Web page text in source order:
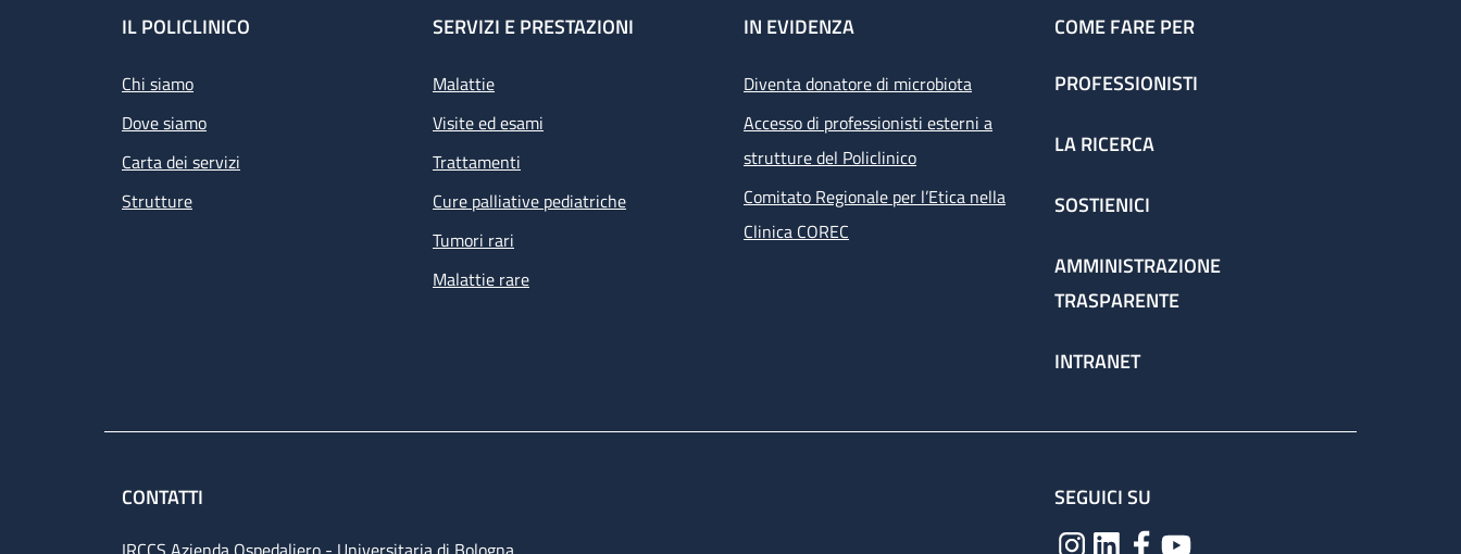
Footer
IL POLICLINICO
Chi siamo
Dove siamo
Carta dei servizi
Strutture
SERVIZI E PRESTAZIONI
Malattie
Visite ed esami
Trattamenti
Cure palliative pediatriche
Tumori rari
Malattie rare
IN EVIDENZA
Diventa donatore di microbiota
Accesso di professionisti esterni a
strutture del Policlinico
Comitato Regionale per l’Etica nella
Clinica COREC
COME FARE PER
PROFESSIONISTI
LA RICERCA
SOSTIENICI
AMMINISTRAZIONE
TRASPARENTE
INTRANET
CONTATTI SEGUICI SU